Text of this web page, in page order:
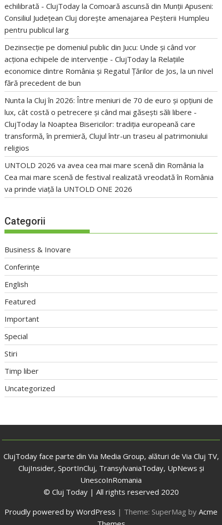
echilibrată - ClujToday laComoară ascunsă din Munții Apuseni:
Consiliul Județean Cluj dorește amenajarea Peșterii Humpleu
pentru publicul larg
Dezinsecție pe domeniul public din Jucu: Unde și când vor
acționa echipele de intervenție - ClujToday la Relațiile
economice dintre România și Regatul Țărilor de Jos, la un nivel
fără precedent de bun
Nunta la Cluj în 2026: Între meniuri de 70 de euro și opțiuni de
lux, cât costă o petrecere și când mai găsești săli libere -
ClujToday la Noaptea Bisericilor: tradiția europeană care
transformă, în premieră, Clujul într-un traseu al patrimoniului
religios
UNTOLD 2026 va avea cea mai mare scenă din România la
Cea mai mare scenă de festival realizată vreodată în România
va prinde viață la UNTOLD ONE 2026
Categorii
Business & Inovare
Conferințe
English
Featured
Important
Special
Stiri
Timp liber
Uncategorized
ClujToday face parte din Via Media Group, alături de Via Cluj TV,
ClujInsider, SportInCluj, TransylvaniaToday, UpNews și
UnescoInRomania
© Cluj Today | All rights reserved 2020
Proudly powered by WordPress | Theme: SuperMag by Acme